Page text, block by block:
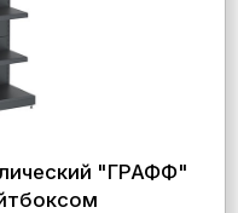
"ГРАФФ"